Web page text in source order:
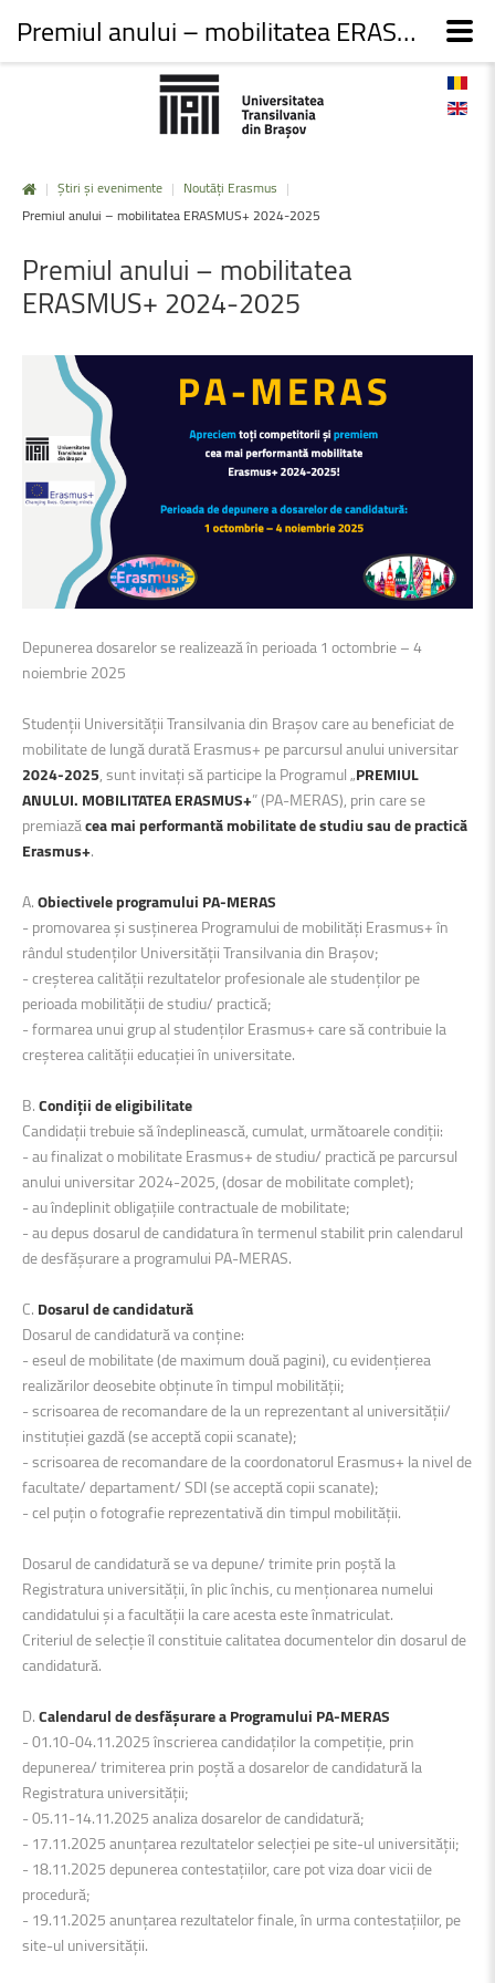
| Știri și evenimente | Noutăți Erasmus |
Premiul anului – mobilitatea ERASMUS+ 2024-2025
Premiul anului – mobilitatea
ERASMUS+ 2024-2025
Depunerea dosarelor se realizează în perioada 1 octombrie – 4
noiembrie 2025
Studenții Universității Transilvania din Brașov care au beneficiat de
mobilitate de lungă durată Erasmus+ pe parcursul anului universitar
2024-2025, sunt invitați să participe la Programul „PREMIUL
ANULUI. MOBILITATEA ERASMUS+” (PA-MERAS), prin care se
premiazăcea mai performantă mobilitate de studiu sau de practică
Erasmus+.
A.Obiectivele programului PA-MERAS
- promovarea şi susținerea Programului de mobilități Erasmus+ în
rândul studenților Universității Transilvania din Braşov;
- creșterea calității rezultatelor profesionale ale studenților pe
perioada mobilității de studiu/ practică;
- formarea unui grup al studenților Erasmus+ care să contribuie la
creşterea calității educației în universitate.
B.Condiții de eligibilitate
Candidații trebuie să îndeplinească, cumulat, următoarele condiții:
- au finalizat o mobilitate Erasmus+ de studiu/ practică pe parcursul
anului universitar 2024-2025, (dosar de mobilitate complet);
- au îndeplinit obligațiile contractuale de mobilitate;
- au depus dosarul de candidatura în termenul stabilit prin calendarul
de desfășurare a programului PA-MERAS.
C. Dosarul de candidatură
Dosarul de candidatură va conține:
- eseul de mobilitate (de maximum două pagini), cu evidențierea
realizărilor deosebite obținute în timpul mobilității;
- scrisoarea de recomandare de la un reprezentant al universității/
instituției gazdă (se acceptă copii scanate);
- scrisoarea de recomandare de la coordonatorul Erasmus+ la nivel de
facultate/ departament/ SDI (se acceptă copii scanate);
- cel puțin o fotografie reprezentativă din timpul mobilității.
Dosarul de candidatură se va depune/ trimite prin poștă la
Registratura universității, în plic închis, cu menționarea numelui
candidatului şi a facultății la care acesta este înmatriculat.
Criteriul de selecție îl constituie calitatea documentelor din dosarul de
candidatură.
D.Calendarul de desfăşurare a Programului PA-MERAS
- 01.10-04.11.2025 înscrierea candidaților la competiție, prin
depunerea/ trimiterea prin poștă a dosarelor de candidatură la
Registratura universității;
- 05.11-14.11.2025 analiza dosarelor de candidatură;
- 17.11.2025 anunțarea rezultatelor selecției pe site-ul universității;
- 18.11.2025 depunerea contestațiilor, care pot viza doar vicii de
procedură;
- 19.11.2025 anunțarea rezultatelor finale, în urma contestațiilor, pe
site-ul universității.
Premiul anului – mobilitatea ERASMUS+ 2024-2025